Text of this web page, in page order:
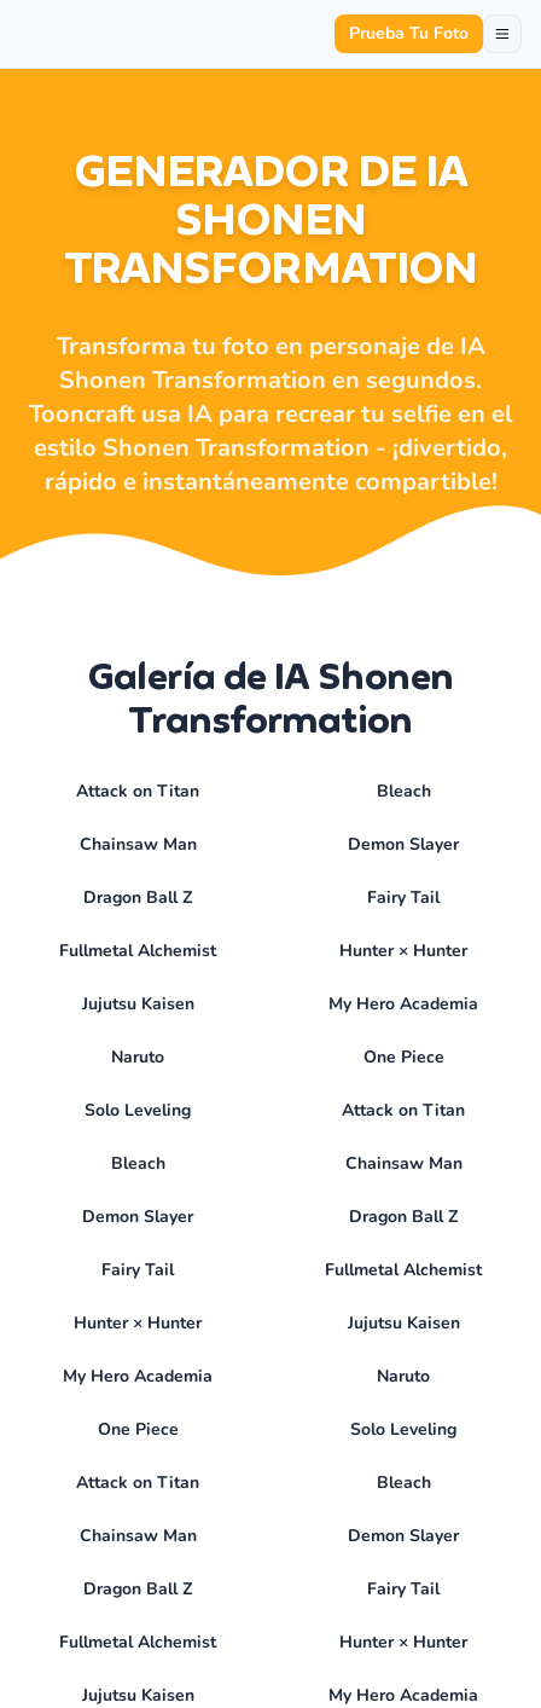
Prueba Tu Foto
GENERADOR DE IA
SHONEN
TRANSFORMATION
Transforma tu foto en personaje de IA
Shonen Transformation en segundos.
Tooncraft usa IA para recrear tu selfie en el
estilo Shonen Transformation - ¡divertido,
rápido e instantáneamente compartible!
Galería de IA Shonen
Transformation
Attack on Titan Bleach
Chainsaw Man Demon Slayer
Dragon Ball Z Fairy Tail
Fullmetal Alchemist Hunter × Hunter
Jujutsu Kaisen My Hero Academia
Naruto One Piece
Solo Leveling Attack on Titan
Bleach Chainsaw Man
Demon Slayer Dragon Ball Z
Fairy Tail Fullmetal Alchemist
Hunter × Hunter Jujutsu Kaisen
My Hero Academia Naruto
One Piece Solo Leveling
Attack on Titan Bleach
Chainsaw Man Demon Slayer
Dragon Ball Z Fairy Tail
Fullmetal Alchemist Hunter × Hunter
Jujutsu Kaisen My Hero Academia